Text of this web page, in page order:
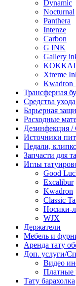
Dynamic
Nocturnal
Panthera
Intenze
Carbon
G INK
Gallery
KOKKAI
Xtreme
Kwadron
Трансферная
Средства ухода
Барьерная
Расходные
Дезинфекция /
Источники
Педали,
Запчасти для
Иглы
Good
Excalibur
Kwadron
Classic
Носики-
WJX
Держатели
Мебель и
Аренда тату
Доп. услуги/
Видео
Платные
Тату барахолка